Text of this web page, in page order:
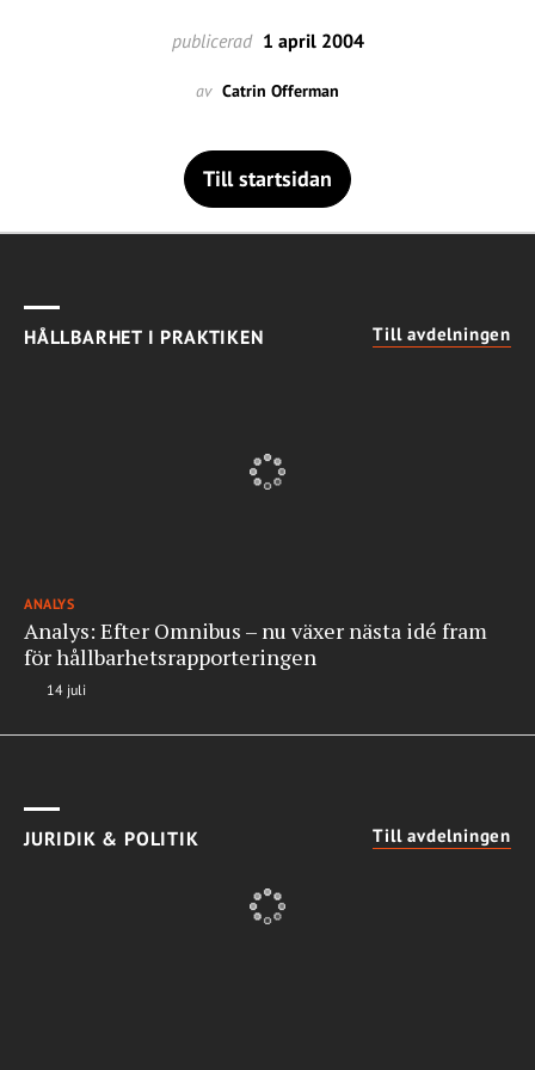
publicerad 1 april 2004
av Catrin Offerman
Till startsidan
HÅLLBARHET I PRAKTIKEN Till avdelningen
ANALYS
Analys: Efter Omnibus – nu växer nästa idé fram
för hållbarhetsrapporteringen
14 juli
JURIDIK & POLITIK Till avdelningen